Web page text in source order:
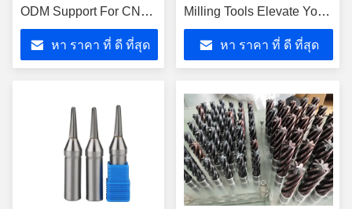
ODM Support For CNC
Cutting Tools In
Machining Of Hardness
Workpieces
หา ราคา ที่ ดี ที่สุด
Milling Tools Elevate Your
Manufacturing With
Advanced Milling
Solutions
หา ราคา ที่ ดี ที่สุด